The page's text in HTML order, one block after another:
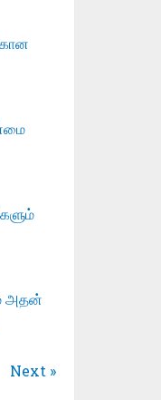
அதன்
Next »